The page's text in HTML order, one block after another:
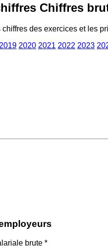
Chiffres
des exercices et les
2019 2020 2021 2022 2023
brute *